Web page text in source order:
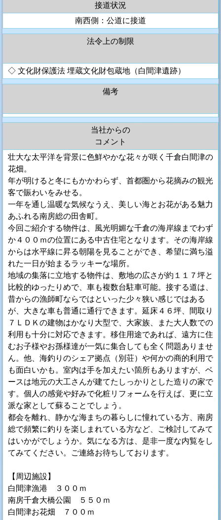
接道状況
南西側：公道に接道
法令上の制限
◇ 文化財保護法 埋蔵文化財包蔵地（白間津遺跡）
備考
当社からの
コメント
壮大な太平洋を背景に色鮮やかな花々が咲く千倉白間津の
花畑。
年が明けると冬にもかかわらず、首都圏から花摘みの観光
客で賑わいをみせる。
一年を通し温暖な気候なうえ、美しい海とお花がある魅力
あふれる南房総の田舎町。
今回ご紹介する物件は、風光明媚な千倉の海岸線までわず
か４００ｍの位置にある中古住宅となります。その海岸線
からは水平線に昇る朝陽を見ることができ、希望に満ち溢
れた一日が始まるラッキーな場所。
地域の集落に立地する物件は、敷地の広さが約１１７坪と
比較的ゆったりめで、車も複数台駐車可能。接する道は、
昔からの漁師町ならではといった少々狭い感じではある
が、大きな車も普通に通行できます。延床４６坪、間取り
７ＬＤＫの建物はかなり大型で、大家族、また大人数での
利用も十分に対応できます。移住用途であれば、遠方に住
むお子様やお孫様達が一気に集合しても全く問題ありませ
ん。他、海釣りのシェア拠点（別荘）や何かの商的利用で
も面白いかも。室内は手を加えたい箇所もありますが、ベ
ースは地元の大工さんが建てたしっかりとした造りの家で
す。個人の感覚や好みで化粧リフォームを行えば、更に立
派な家として蘇ることでしょう。
都会を離れ、静かな海まちの暮らしに憧れている方、南房
総で頻繁に釣りを楽しまれている方など、ご検討してみて
はいかがでしょうか。気になる方は、是非一度な内覧をし
てみてください。ご連絡お待ちしております。
【周辺施設】
白間津漁港 ３００ｍ
南房千倉大橋公園 ５５０ｍ
白間津お花畑 ７００ｍ